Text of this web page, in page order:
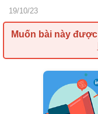
19/10/23
Muốn bài này